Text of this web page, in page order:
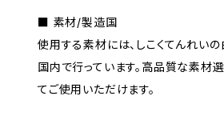
■ 素材/製造国
使用する素材には、しこくてんれい
国内で行っています。高品質な素材
てご使用いただけます。